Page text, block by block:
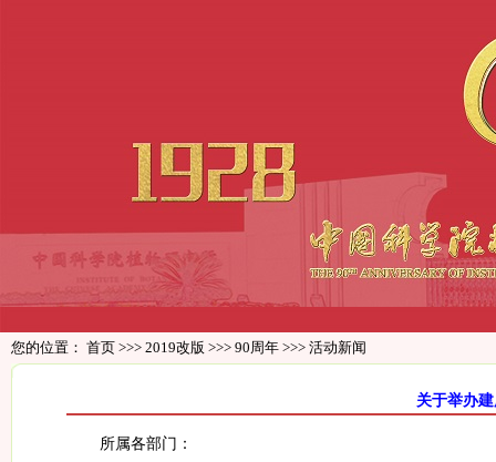
您的位置： 首页 >>> 2019改版 >>> 90周年 >>> 活动新闻
关于举办
所属各部门：